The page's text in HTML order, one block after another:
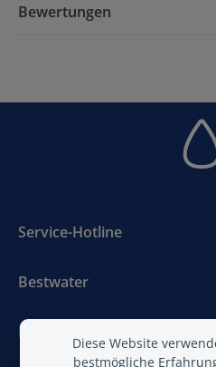
Bewertungen
Service-Hotline
Bestwater
BestAir
Diese Website
bestmögliche